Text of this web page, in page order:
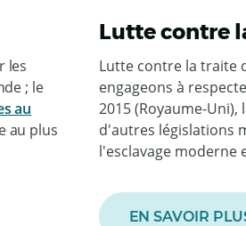
les
; le
au
au plus
Lutte contre
Lutte contre la traite
engageons à
2015 (Royaume-
d'autres législations
l'esclavage moderne
EN SAVOIR